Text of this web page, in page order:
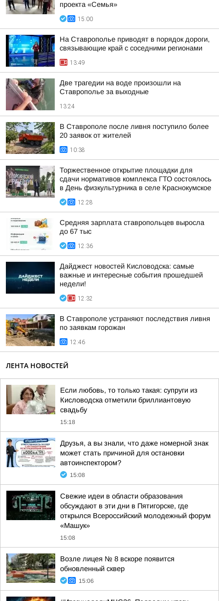
проекта «Семья»
15:00
На Ставрополье приводят в порядок дороги,
связывающие край с соседними регионами
13:49
Две трагедии на воде произошли на
Ставрополье за выходные
13:24
В Ставрополе после ливня поступило более
20 заявок от жителей
10:38
Торжественное открытие площадки для
сдачи нормативов комплекса ГТО состоялось
в День физкультурника в селе Краснокумское
12:28
Средняя зарплата ставропольцев выросла
до 67 тыс
12:36
Дайджест новостей Кисловодска: самые
важные и интересные события прошедшей
недели!
12:32
В Ставрополе устраняют последствия ливня
по заявкам горожан
12:46
ЛЕНТА НОВОСТЕЙ
Если любовь, то только такая: супруги из
Кисловодска отметили бриллиантовую
свадьбу
15:18
Друзья, а вы знали, что даже номерной знак
может стать причиной для остановки
автоинспектором?
15:08
Свежие идеи в области образования
обсуждают в эти дни в Пятигорске, где
открылся Всероссийский молодежный форум
«Машук»
15:08
Возле лицея № 8 вскоре появится
обновленный сквер
15:06